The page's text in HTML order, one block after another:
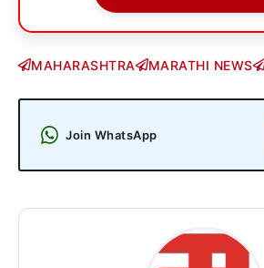
MAHARASHTRA MARATHI NEWS
Join WhatsApp